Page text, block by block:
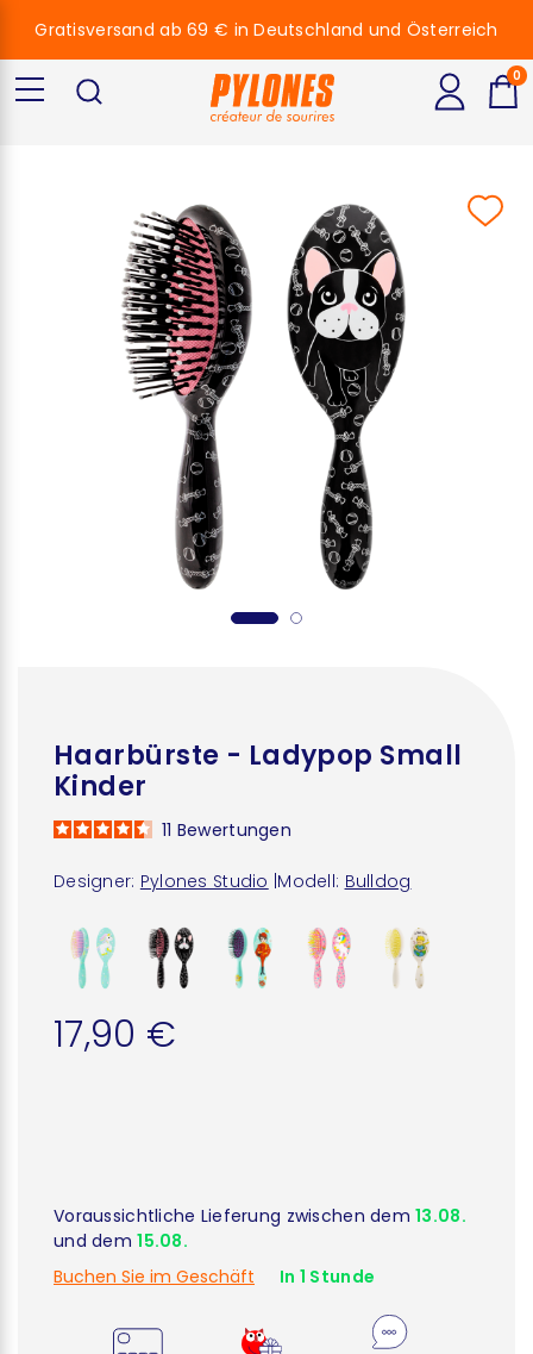
Haarbürste - Ladypop Small
Kinder
Designer: Pylones Studio Modell: Bulldog
11 Bewertungen
17,90 €
Voraussichtliche Lieferung zwischen dem13.08.
und dem15.08.
Buchen Sie im Geschäft
In 1 Stunde
Gratisversand ab 69 € in Deutschland und Österreich
0